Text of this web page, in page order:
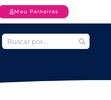
Meu Paineiras